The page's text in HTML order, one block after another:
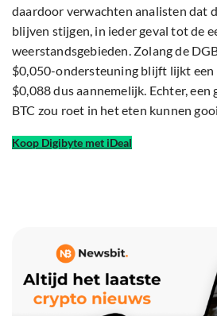
daardoor verwachten analisten dat
blijven stijgen, in ieder geval tot de
weerstandsgebieden. Zolang de
$0,050-ondersteuning blijft lijkt een
$0,088 dus aannemelijk. Echter,
BTC zou roet in het eten kunnen
Koop Digibyte met iDeal